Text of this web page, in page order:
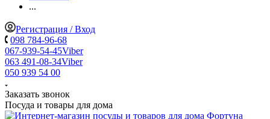
...
Регистрация / Вход
098 784-96-68
067-939-54-45Viber
063 491-08-34Viber
050 939 54 00
Заказать звонок
Посуда и товары для дома